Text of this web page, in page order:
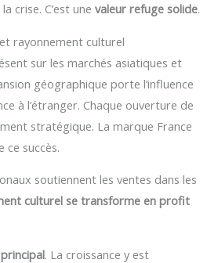
crise. C’est unevaleur refuge solide.
rayonnement culturel
sur les marchés asiatiques et
géographique porte l’influence
à l’étranger. Chaque ouverture de
stratégique. La marque France
succès.
soutiennent les ventes dans les
culturel se transforme en profit
. La croissance y est